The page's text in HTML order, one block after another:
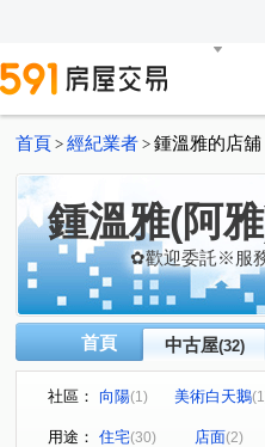
首頁 > 經紀業者 > 鍾溫雅的店舖
鍾溫雅(阿
✿歡迎委託※服
首頁 中古屋(32)
社區： 向陽(1) 美術白天鵝
宇宙國大廈
用途： 住宅(30) 店面(2)